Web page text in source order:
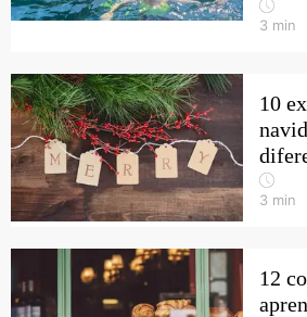
3 min
10
3 min
12